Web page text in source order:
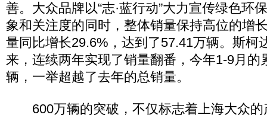
善。大众品牌以“志·蓝行动”大力宣传绿色环
象和关注度的同时，整体销量保持高位的增
量同比增长29.6%，达到了57.41万辆。斯柯
来，连续两年实现了销量翻番，今年1-9月的
辆，一举超越了去年的总销量。
600万辆的突破，不仅标志着上海大众的